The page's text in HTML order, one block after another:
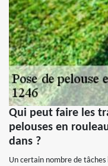
Qui peut faire les
pelouses en
dans ?
Un certain nombre de tâches